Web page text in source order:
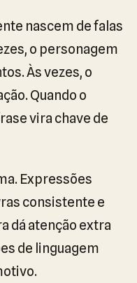
nascem de falas
o personagem
Às vezes, o
Quando o
vira chave de
Expressões
consistente e
dá atenção extra
de linguagem